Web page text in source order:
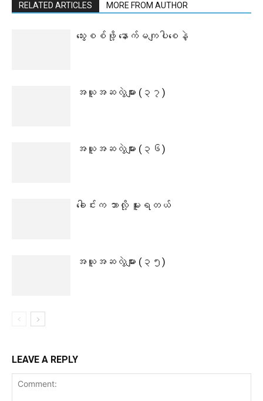
RELATED ARTICLES MORE FROM AUTHOR
သွေးစစ်ဖို့ နောက်မကျပါစေနဲ့
အယူအဆလွဲများ (၃၇)
အယူအဆလွဲများ (၃၆)
ခေါင်းက ဘာလို့ မူးရတယ်
အယူအဆလွဲများ (၃၅)
LEAVE A REPLY